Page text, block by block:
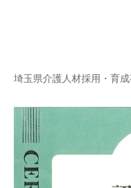
埼玉県介護人材採用・育